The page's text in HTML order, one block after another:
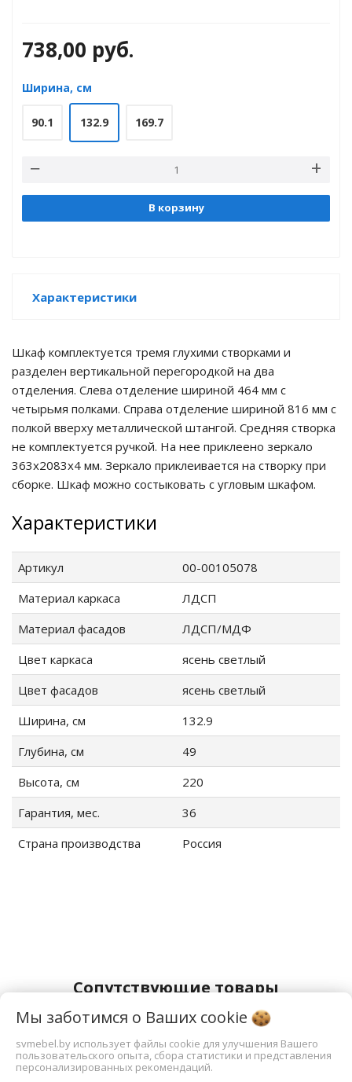
738,00 руб.
Ширина, см
90.1 132.9 169.7
В корзину
Характеристики
Шкаф комплектуется тремя глухими створками и
разделен вертикальной перегородкой на два
отделения. Слева отделение шириной 464 мм с
четырьмя полками. Справа отделение шириной 816 мм с
полкой вверху металлической штангой. Средняя створка
не комплектуется ручкой. На нее приклеено зеркало
363х2083х4 мм. Зеркало приклеивается на створку при
сборке. Шкаф можно состыковать с угловым шкафом.
Характеристики
Артикул
00-00105078
Материал каркаса
ЛДСП
Материал фасадов
ЛДСП/МДФ
Цвет каркаса
ясень светлый
Цвет фасадов
ясень светлый
Ширина, см
132.9
Глубина, см
49
Высота, см
220
Гарантия, мес.
36
Страна производства
Россия
Сопутствующие товары
equalizer
Мы заботимся о Ваших cookie
svmebel.by использует файлы cookie для улучшения Вашего
пользовательского опыта, сбора статистики и представления
персонализированных рекомендаций.